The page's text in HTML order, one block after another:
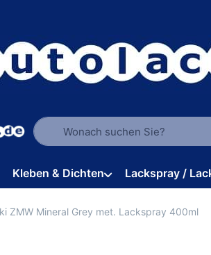
Geben Sie einen Suchbegriff ein.
Kleben & Dichten Lackspray /
ZMW Mineral Grey met. Lackspray 400ml